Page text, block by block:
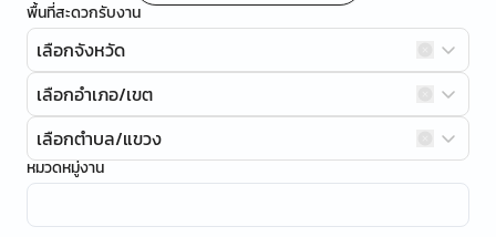
พื้นที่สะดวกรับงาน
เลือกจังหวัด
เลือกอำเภอ/เขต
เลือกตำบล/แขวง
หมวดหมู่งาน